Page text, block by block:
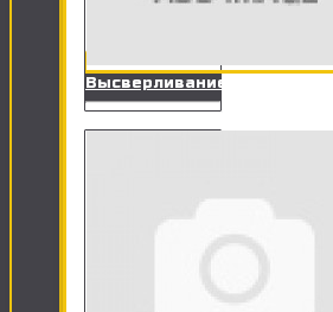
Высверливание